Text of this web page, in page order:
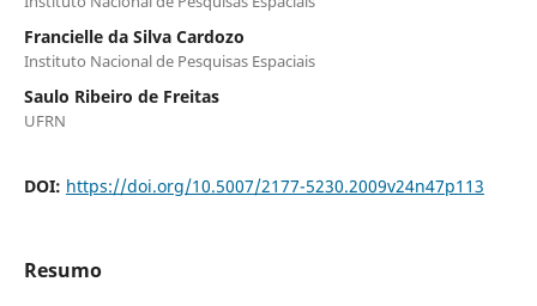
Francielle da Silva Cardozo
Instituto Nacional de Pesquisas Espaciais
Saulo Ribeiro de Freitas
UFRN
DOI: https://doi.org/10.5007/2177-5230.2009v24n47p113
Resumo